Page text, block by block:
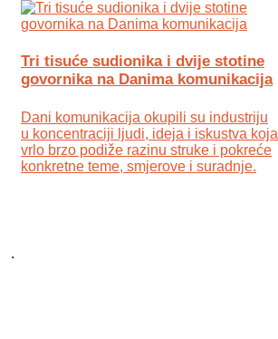
Tri tisuće sudionika i dvije stotine
govornika na Danima komunikacija
Dani komunikacija okupili su industriju
u koncentraciji ljudi, ideja i iskustva koja
vrlo brzo podiže razinu struke i pokreće
konkretne teme, smjerove i suradnje.
.